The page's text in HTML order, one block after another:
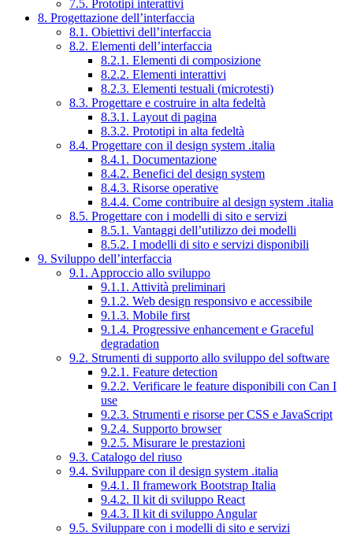
7.5. Prototipi interattivi
8. Progettazione dell’interfaccia
8.1. Obiettivi dell’interfaccia
8.2. Elementi dell’interfaccia
8.2.1. Elementi di composizione
8.2.2. Elementi interattivi
8.2.3. Elementi testuali (microtesti)
8.3. Progettare e costruire in alta fedeltà
8.3.1. Layout di pagina
8.3.2. Prototipi in alta fedeltà
8.4. Progettare con il design system .italia
8.4.1. Documentazione
8.4.2. Benefici del design system
8.4.3. Risorse operative
8.4.4. Come contribuire al design system .italia
8.5. Progettare con i modelli di sito e servizi
8.5.1. Vantaggi dell’utilizzo dei modelli
8.5.2. I modelli di sito e servizi disponibili
9. Sviluppo dell’interfaccia
9.1. Approccio allo sviluppo
9.1.1. Attività preliminari
9.1.2. Web design responsivo e accessibile
9.1.3. Mobile first
9.1.4. Progressive enhancement e Graceful
degradation
9.2. Strumenti di supporto allo sviluppo del software
9.2.1. Feature detection
9.2.2. Verificare le feature disponibili con Can I
use
9.2.3. Strumenti e risorse per CSS e JavaScript
9.2.4. Supporto browser
9.2.5. Misurare le prestazioni
9.3. Catalogo del riuso
9.4. Sviluppare con il design system .italia
9.4.1. Il framework Bootstrap Italia
9.4.2. Il kit di sviluppo React
9.4.3. Il kit di sviluppo Angular
9.5. Sviluppare con i modelli di sito e servizi